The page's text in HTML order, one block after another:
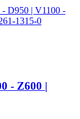
- Z600 |